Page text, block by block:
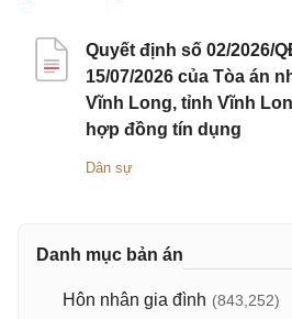
Quyết định số 02/2026/
15/07/2026 của Tòa án
Vĩnh Long, tỉnh Vĩnh
hợp đồng tín dụng
Dân sự
Danh mục bản án
Hôn nhân gia đình (843,252)